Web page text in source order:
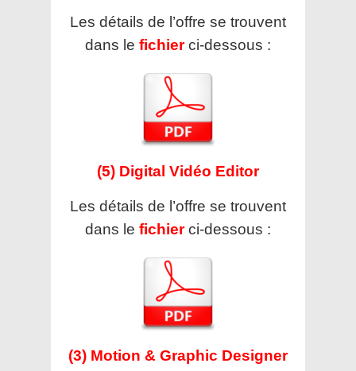
Les détails de l’offre se trouvent
dans le fichier ci-dessous :
(5) Digital Vidéo Editor
Les détails de l’offre se trouvent
dans le fichier ci-dessous :
(3) Motion & Graphic Designer